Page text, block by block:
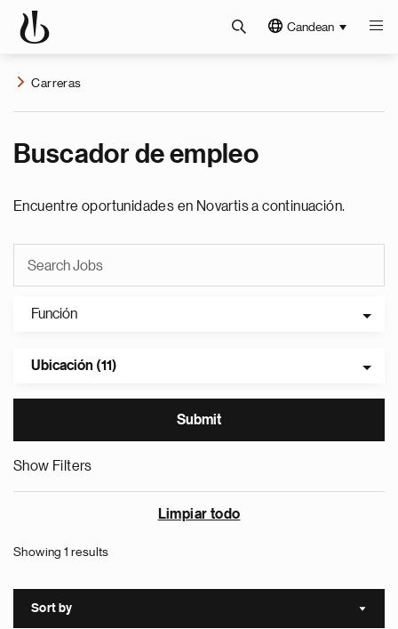
Candean
Carreras
Buscador de empleo
Encuentre oportunidades en Novartis a continuación.
Función
Ubicación (11)
Show Filters
Limpiar todo
Showing 1 results
Sort by Sort